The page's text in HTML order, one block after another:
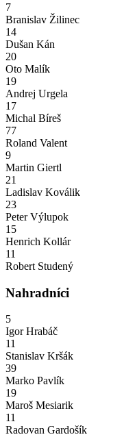
7
Branislav Žilinec
14
Dušan Kán
20
Oto Malík
19
Andrej Urgela
17
Michal Bíreš
77
Roland Valent
9
Martin Giertl
21
Ladislav Koválik
23
Peter Výlupok
15
Henrich Kollár
11
Robert Studený
Nahradníci
5
Igor Hrabáč
11
Stanislav Kršák
39
Marko Pavlík
19
Maroš Mesiarik
11
Radovan Gardošík